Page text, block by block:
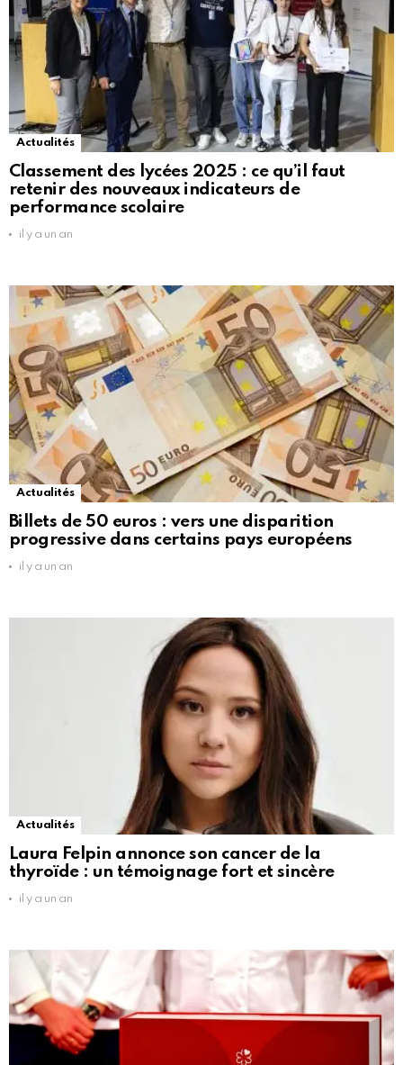
Actualités
Classement des lycées 2025 : ce qu’il faut
retenir des nouveaux indicateurs de
performance scolaire
il y a un an
Actualités
Billets de 50 euros : vers une disparition
progressive dans certains pays européens
il y a un an
Actualités
Laura Felpin annonce son cancer de la
thyroïde : un témoignage fort et sincère
il y a un an